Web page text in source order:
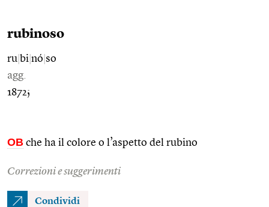
rubinoso
ru bi nó so
agg.
1872;
OB che ha il colore o l’aspetto del rubino
Correzioni e suggerimenti
Condividi